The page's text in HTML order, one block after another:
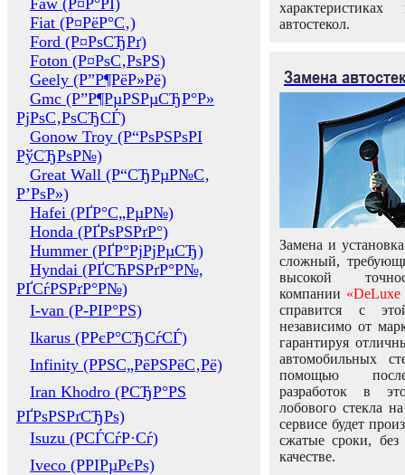
Faw (Р¤Р°РІ)
Fiat (Р¤РёР°С‚)
Ford (Р¤РѕСЂРґ)
Foton (Р¤РѕС‚РѕРЅ)
Geely (Р”Р¶РёР»Рё)
Gmc (Р”Р¶РµРЅРµСЂР°Р»
РјРѕС‚РѕСЂСЃ)
Gonow Troy (Р“РѕРЅРѕРІ
РўСЂРѕР№)
Great Wall (Р“СЂРµР№С‚
Р’РѕР»)
Hafei (РҐР°С„РµР№)
Honda (РҐРѕРЅРґР°)
Hummer (РҐР°РјРјРµСЂ)
Hyndai (РҐСЋРЅРґР°Р№,
РҐСѓРЅРґР°Р№)
I-van (Р-РІР°РЅ)
Ikarus (РРєР°СЂСѓСЃ)
Infinity (РРЅС„РёРЅРёС‚Рё)
Iran Khodro (РСЂР°РЅ
РҐРѕРЅРґСЂРѕ)
Isuzu (РСЃСѓР·Сѓ)
Iveco (РРІРµРєРѕ)
автостекол.
Замена
Замена и
сложный,
высокой
компании «DeLuxe
справится с
независимо от
гарантируя
автомобильных
помощью
разработок в
лобового стекла
сервисе будет
сжатые сроки,
качестве.